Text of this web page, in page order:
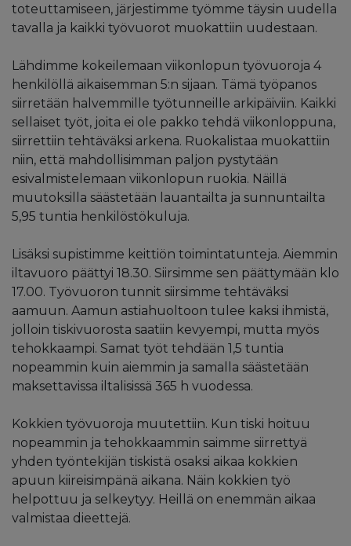
toteuttamiseen, järjestimme työmme täysin uudella
tavalla ja kaikki työvuorot muokattiin uudestaan.
Lähdimme kokeilemaan viikonlopun työvuoroja 4
henkilöllä aikaisemman 5:n sijaan. Tämä työpanos
siirretään halvemmille työtunneille arkipäiviin. Kaikki
sellaiset työt, joita ei ole pakko tehdä viikonloppuna,
siirrettiin tehtäväksi arkena. Ruokalistaa muokattiin
niin, että mahdollisimman paljon pystytään
esivalmistelemaan viikonlopun ruokia. Näillä
muutoksilla säästetään lauantailta ja sunnuntailta
5,95 tuntia henkilöstökuluja.
Lisäksi supistimme keittiön toimintatunteja. Aiemmin
iltavuoro päättyi 18.30. Siirsimme sen päättymään klo
17.00. Työvuoron tunnit siirsimme tehtäväksi
aamuun. Aamun astiahuoltoon tulee kaksi ihmistä,
jolloin tiskivuorosta saatiin kevyempi, mutta myös
tehokkaampi. Samat työt tehdään 1,5 tuntia
nopeammin kuin aiemmin ja samalla säästetään
maksettavissa iltalisissä 365 h vuodessa.
Kokkien työvuoroja muutettiin. Kun tiski hoituu
nopeammin ja tehokkaammin saimme siirrettyä
yhden työntekijän tiskistä osaksi aikaa kokkien
apuun kiireisimpänä aikana. Näin kokkien työ
helpottuu ja selkeytyy. Heillä on enemmän aikaa
valmistaa dieettejä.